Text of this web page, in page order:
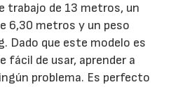
trabajo de 13 metros, un
6,30 metros y un peso
Dado que este modelo es
fácil de usar, aprender a
problema. Es perfecto